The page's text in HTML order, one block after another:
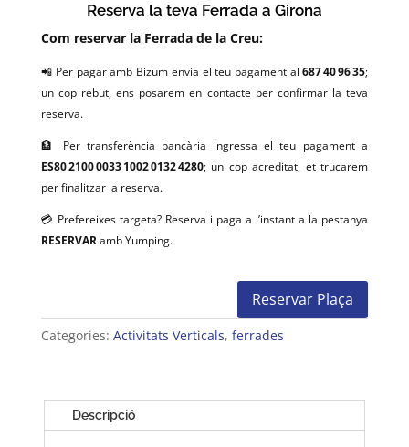
Reserva la teva Ferrada a Girona
Com reservar la Ferrada de la Creu:
📲 Per pagar amb Bizum envia el teu pagament al687 40 96 35;
un cop rebut, ens posarem en contacte per confirmar la teva
reserva.
🏦 Per transferència bancària ingressa el teu pagament a
ES80 2100 0033 1002 0132 4280; un cop acreditat, et trucarem
per finalitzar la reserva.
💳 Prefereixes targeta? Reserva i paga a l’instant a la pestanya
RESERVARamb Yumping.
quantitat
de
-
Reservar Plaça
Categories: Activitats Verticals, ferrades
Descripció